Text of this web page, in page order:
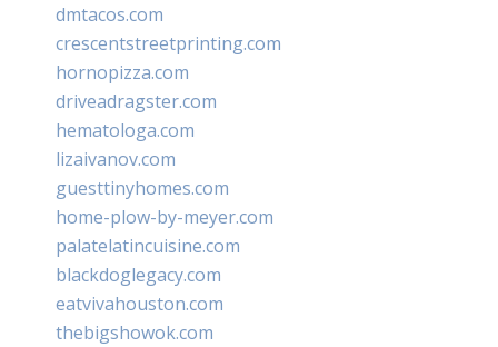
dmtacos.com
crescentstreetprinting.com
hornopizza.com
driveadragster.com
hematologa.com
lizaivanov.com
guesttinyhomes.com
home-plow-by-meyer.com
palatelatincuisine.com
blackdoglegacy.com
eatvivahouston.com
thebigshowok.com